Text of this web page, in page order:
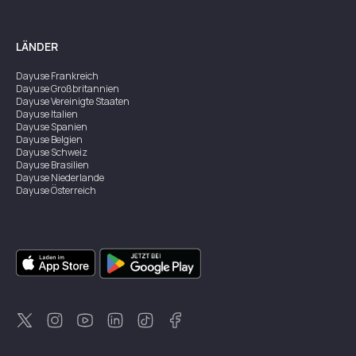
LÄNDER
DayuseFrankreich
DayuseGroßbritannien
DayuseVereinigte Staaten
DayuseItalien
DayuseSpanien
DayuseBelgien
DayuseSchweiz
DayuseBrasilien
DayuseNiederlande
DayuseÖsterreich
DayuseSingapur
DayuseZweden
DayuseThailand
DayuseNeuseeland
DayuseTürkei